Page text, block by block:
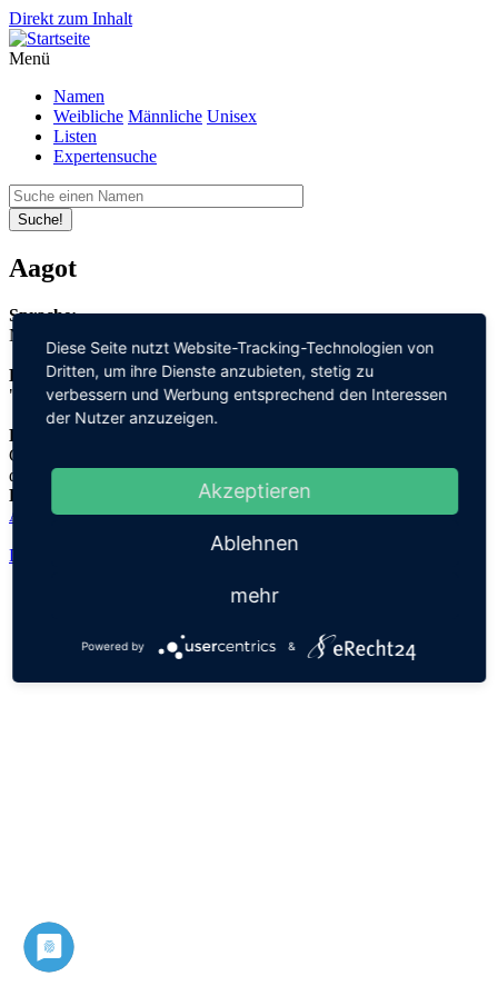
Direkt zum Inhalt
Menü
Namen
Weibliche Männliche Unisex
Listen
Expertensuche
Suche!
Aagot
Sprache:
Norwegisch
Bedeutung:
"gut"
Herleitung:
Griechisch,
αγαθός "agathos"
Herkunftsname:
Agathe
Datenschutz
Diese Seite nutzt Website-Tracking-Technologien von
Dritten, um ihre Dienste anzubieten, stetig zu
verbessern und Werbung entsprechend den Interessen
der Nutzer anzuzeigen.
Akzeptieren
Ablehnen
mehr
Powered by &